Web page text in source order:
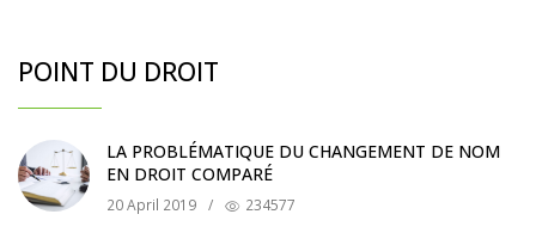
POINT DU DROIT
LA PROBLÉMATIQUE DU CHANGEMENT DE NOM
EN DROIT COMPARÉ
20 April 2019 / 234577